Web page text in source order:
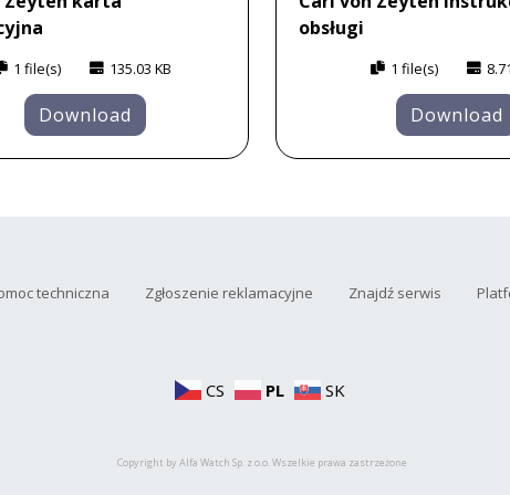
1 file(s) 135.03 KB
Download
obsługi
1 file(s)
Download
techniczna Zgłoszenie reklamacyjne Znajdź serwis
CS PL SK
Copyright by Alfa Watch Sp. z o.o. Wszelkie prawa zastrzeżone